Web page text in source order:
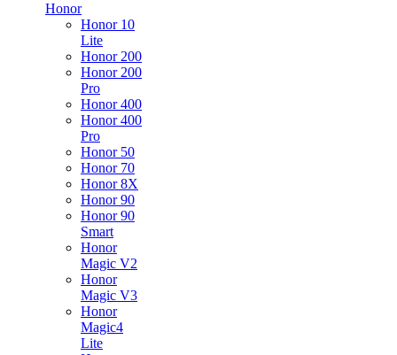
Honor
Honor 10
Lite
Honor 200
Honor 200
Pro
Honor 400
Honor 400
Pro
Honor 50
Honor 70
Honor 8X
Honor 90
Honor 90
Smart
Honor
Magic V2
Honor
Magic V3
Honor
Magic4
Lite